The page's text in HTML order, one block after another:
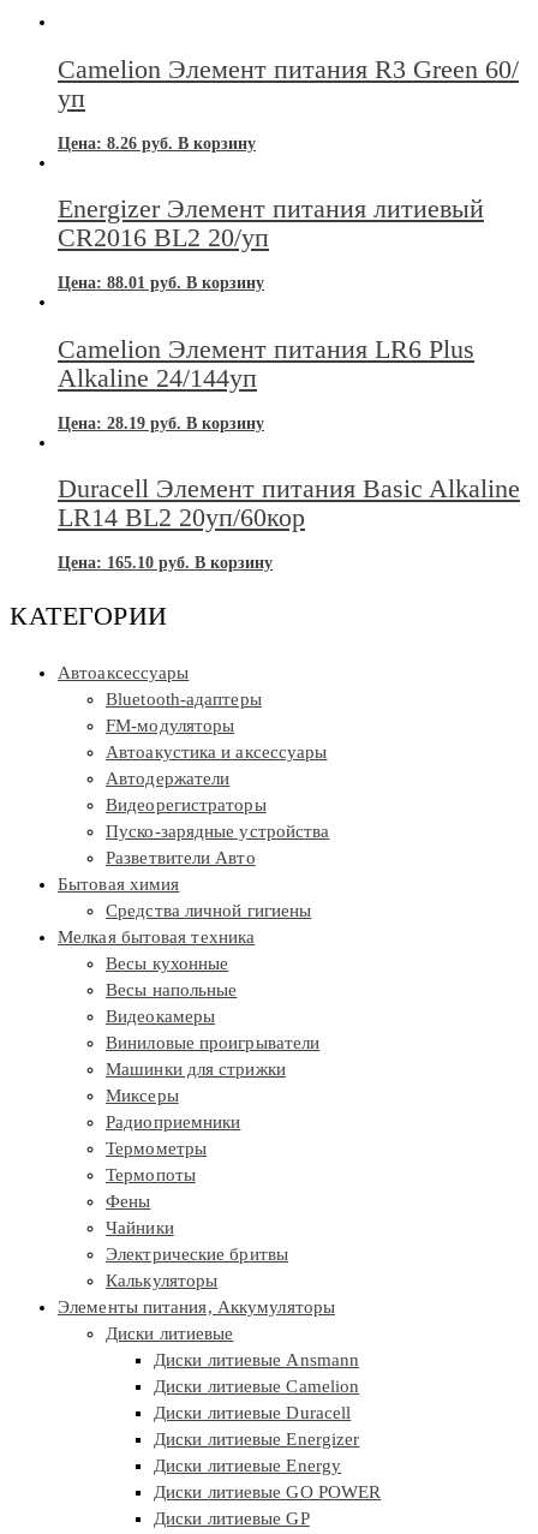
Camelion Элемент питания R3 Green 60/
уп
Цена: 8.26 руб. В корзину
Energizer Элемент питания литиевый
CR2016 BL2 20/уп
Цена: 88.01 руб. В корзину
Camelion Элемент питания LR6 Plus
Alkaline 24/144уп
Цена: 28.19 руб. В корзину
Duracell Элемент питания Basic Alkaline
LR14 BL2 20уп/60кор
Цена: 165.10 руб. В корзину
КАТЕГОРИИ
Автоаксессуары
Bluetooth-адаптеры
FM-модуляторы
Автоакустика и аксессуары
Автодержатели
Видеорегистраторы
Пуско-зарядные устройства
Разветвители Авто
Бытовая химия
Средства личной гигиены
Мелкая бытовая техника
Весы кухонные
Весы напольные
Видеокамеры
Виниловые проигрыватели
Машинки для стрижки
Миксеры
Радиоприемники
Термометры
Термопоты
Фены
Чайники
Электрические бритвы
Калькуляторы
Элементы питания, Аккумуляторы
Диски литиевые
Диски литиевые Ansmann
Диски литиевые Camelion
Диски литиевые Duracell
Диски литиевые Energizer
Диски литиевые Energy
Диски литиевые GO POWER
Диски литиевые GP